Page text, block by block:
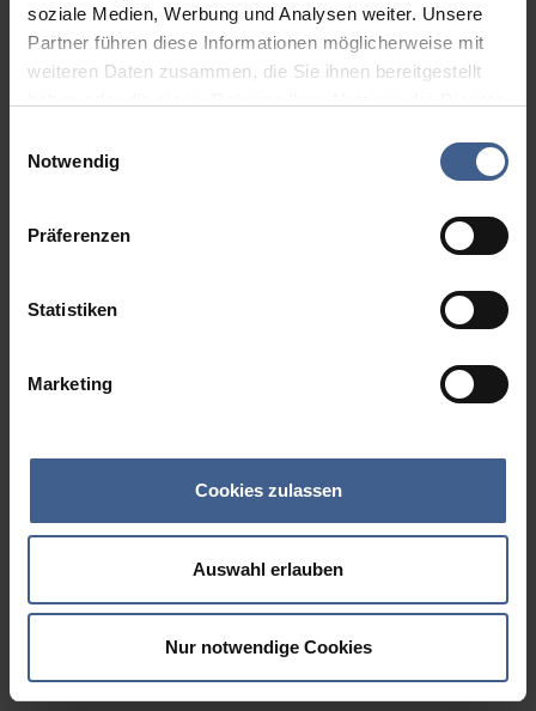
soziale Medien, Werbung und Analysen weiter. Unsere
Partner führen diese Informationen möglicherweise mit
weiteren Daten zusammen, die Sie ihnen bereitgestellt
Weitere Informationen finden Sie in unseren
Notwendig
Präferenzen
Statistiken
Marketing
Cookies zulassen
Auswahl erlauben
Nur notwendige Cookies
Zurück zur Startseite Zur Suche